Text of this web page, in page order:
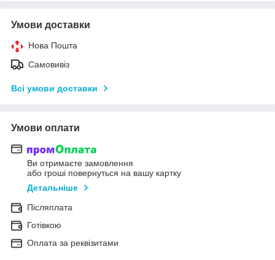
Умови доставки
Нова Пошта
Самовивіз
Всі умови доставки
Умови оплати
Ви отримаєте замовлення
або гроші повернуться на вашу картку
Детальніше
Післяплата
Готівкою
Оплата за реквізитами